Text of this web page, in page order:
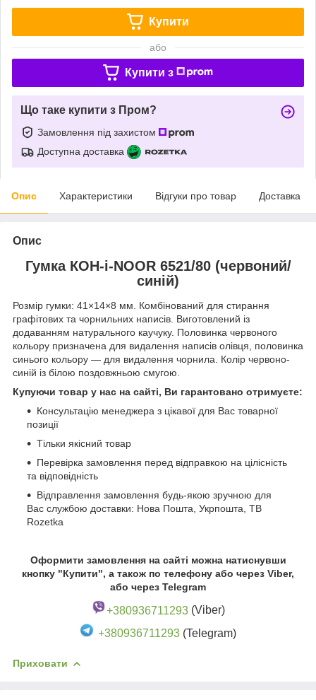
Купити
або
Купити з
Що таке купити з Пром?
Замовлення під захистом
Доступна доставка
Опис Характеристики Відгуки про товар Доставка
Опис
Гумка КОН-i-NOOR 6521/80 (червоний/
синій)
Розмір гумки: 41×14×8 мм. Комбінований для стирання
графітових та чорнильних написів. Виготовлений із
додаванням натурального каучуку. Половинка червоного
кольору призначена для видалення написів олівця, половинка
синього кольору — для видалення чорнила. Колір червоно-
синій із білою поздовжньою смугою.
Купуючи товар у нас на сайті, Ви гарантовано отримуєте:
Консультацію менеджера з цікавої для Вас товарної
позиції
Тільки якісний товар
Перевірка замовлення перед відправкою на цілісність
та відповідність
Відправлення замовлення будь-якою зручною для
Вас службою доставки: Нова Пошта, Укрпошта, ТВ
Rozetka
Оформити замовлення на сайті можна натиснувши
кнопку "Купити", а також по телефону або через Viber,
або через Telegram
+380936711293(Viber)
+380936711293 (Telegram)
Приховати